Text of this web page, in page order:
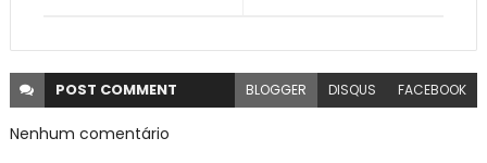
POST COMMENT BLOGGER DISQUS FACEBOOK
Nenhum comentário